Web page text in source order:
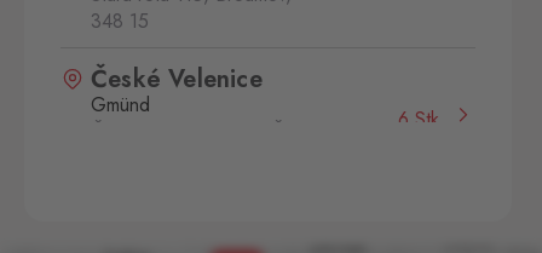
348 15
České Velenice
Gmünd
České Velenice 670, České
6 Stk.